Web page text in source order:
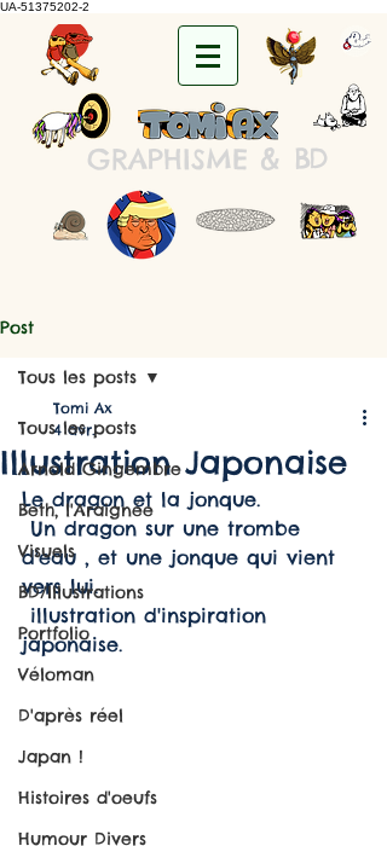
UA-51375202-2
GRAPHISME & BD
Post
Tous les posts
Arnold Gingembre
Beth, l'Araignée
Visuels
BD/Illustrations
Portfolio
Véloman
D'après réel
Japan !
Histoires d'oeufs
Humour Divers
Tous les posts
Illustration Japonaise
Tomi Ax
4 avr.
Le dragon et la jonque.
d'eau , et une jonque qui vient
vers lui.
japonaise.